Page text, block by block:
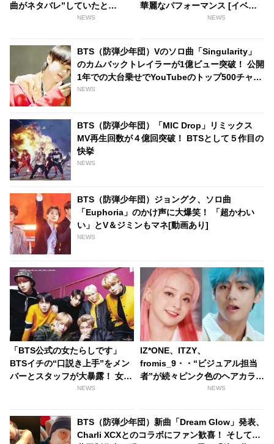
曲がネタバレ”していたと
は・・！ 天然すぎるVの突発的
NEWS
華麗なパフォーマンス [イベン
NEWS
BTS（防弾少年団）Vのソロ曲「Singularity」
のカムバックトレイラーが1億ビュー突破！ 公開
1年での大台乗せでYouTubeのトップ500チャー
トに再浮上
NEWS
BTS（防弾少年団）「MIC Drop」リミックス
MV再生回数が４億回突破！ BTSとして５作目の
快挙
NEWS
BTS（防弾少年団）ジョングク、ソロ曲
「Euphoria」のかけ声に大爆笑！ 「超かわい
い」とV＆ジミンもマネ[動画あり]
NEWS
「BTS公式の女たらしです」
BTSイチの“口説き上手”をメン
バーとスタッフが大暴露！ 女性
とのハグシーンをわざと失敗し
メンバーも！ 爆弾発言のオンパ
レードに爆笑
NEWS
IZ*ONE、ITZY、
fromis_9・・“ビジュアル担当
者”が続々ピンク色のヘアカラー
に！ 男性アイドルはブルー？
NEWS
BTS（防弾少年団）新曲「Dream Glow」発表、
Charli XCXとのコラボにファン歓喜！ そして…